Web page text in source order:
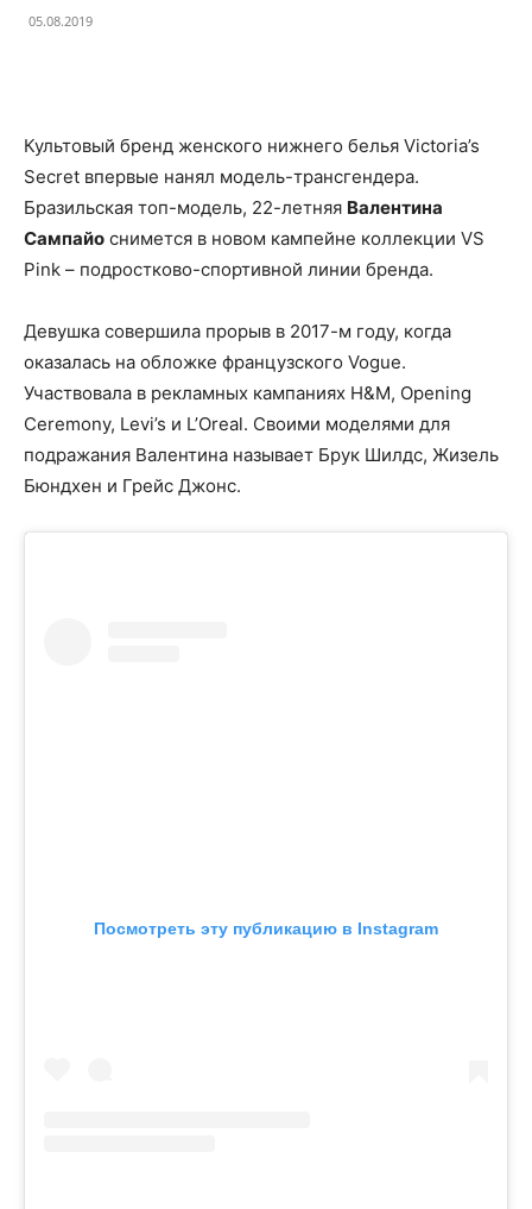
05.08.2019
Культовый бренд женского нижнего белья Victoria’s
Secret впервые нанял модель-трансгендера.
Бразильская топ-модель, 22-летняя Валентина
Сампайо снимется в новом кампейне коллекции VS
Pink – подростково-спортивной линии бренда.
Девушка совершила прорыв в 2017-м году, когда
оказалась на обложке французского Vogue.
Участвовала в рекламных кампаниях H&M, Opening
Ceremony, Levi’s и L’Oreal. Своими моделями для
подражания Валентина называет Брук Шилдс, Жизель
Бюндхен и Грейс Джонс.
Посмотреть эту публикацию в Instagram